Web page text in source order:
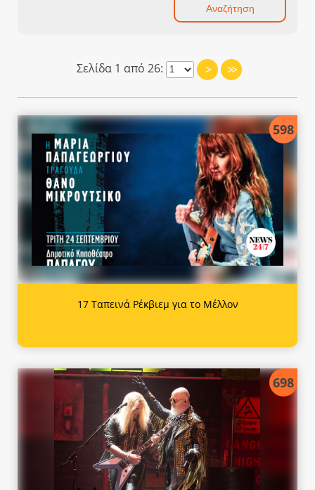
Σελίδα 1 από 26: > >>
598
17 Ταπεινά Ρέκβιεμ για το Μέλλον
698